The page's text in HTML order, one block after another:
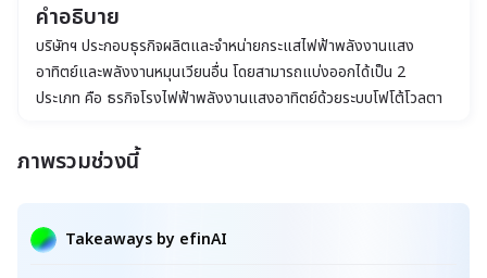
คำอธิบาย
บริษัทฯ ประกอบธุรกิจผลิตและจำหน่ายกระแสไฟฟ้าพลังงานแสง
อาทิตย์และพลังงานหมุนเวียนอื่น โดยสามารถแบ่งออกได้เป็น 2
ประเภท คือ ธุรกิจโรงไฟฟ้าพลังงานแสงอาทิตย์ด้วยระบบโฟโต้โวลตา
Power Plants) รวมทั้งลงทุนในธุรกิจพลังงานหมุนเวียน โดยการถือ
ภาพรวมช่วงนี้
Takeaways by efinAI
xxxxx xxxxxxxxxxxxxxxxxxxxxxxxxxxxxx
xxxxxxxxxxxxxxxxxx xxxxxxxxxxxxxxx xxxxx